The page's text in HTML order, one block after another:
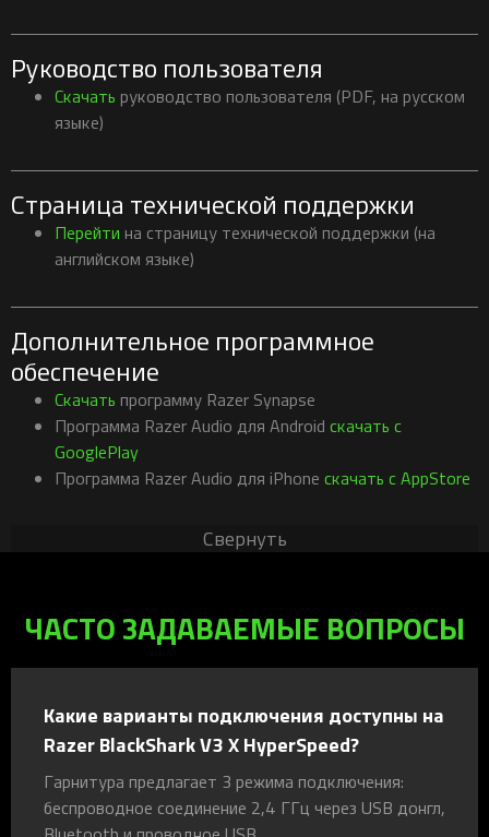
Руководство пользователя
Скачать руководство пользователя (PDF, на русском
языке)
Страница технической поддержки
Перейти на страницу технической поддержки (на
английском языке)
Дополнительное программное
обеспечение
Скачать программу Razer Synapse
Программа Razer Audio для Android скачать с
GooglePlay
Программа Razer Audio для iPhone скачать с AppStore
Свернуть
ЧАСТО ЗАДАВАЕМЫЕ ВОПРОСЫ
Какие варианты подключения доступны на
Razer BlackShark V3 X HyperSpeed?
Гарнитура предлагает 3 режима подключения:
беспроводное соединение 2,4 ГГц через USB донгл,